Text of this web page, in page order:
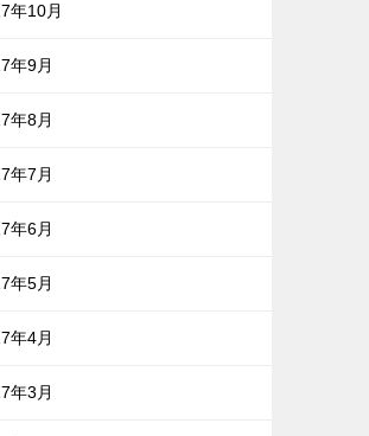
年10月
年9月
年8月
年7月
年6月
年5月
年4月
年3月